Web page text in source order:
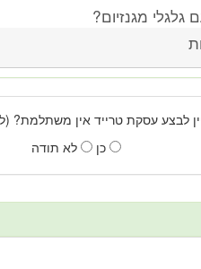
מגנזיום?
לבצע עסקת טרייד אין משתלמת?
כן
לא תודה